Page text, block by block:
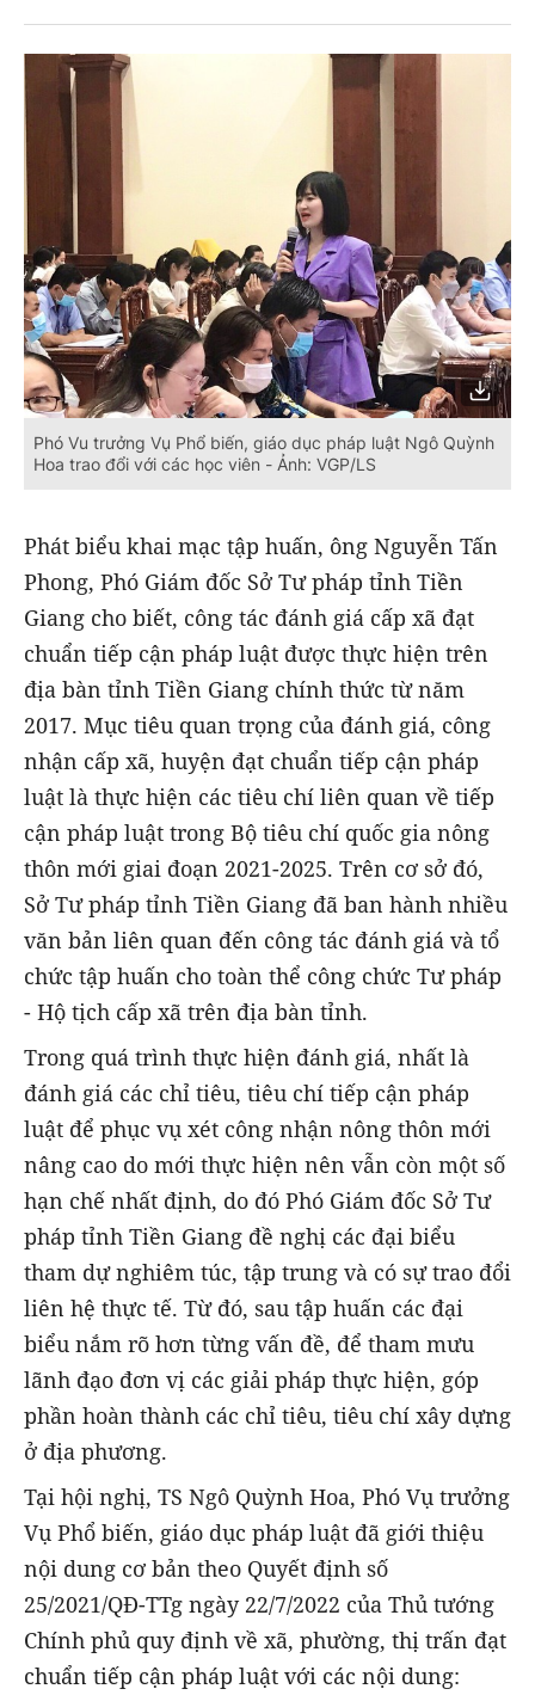
Phó Vu trưởng Vụ Phổ biến, giáo dục pháp luật Ngô Quỳnh
Hoa trao đổi với các học viên - Ảnh: VGP/LS
Phát biểu khai mạc tập huấn, ông Nguyễn Tấn
Phong, Phó Giám đốc Sở Tư pháp tỉnh Tiền
Giang cho biết, công tác đánh giá cấp xã đạt
chuẩn tiếp cận pháp luật được thực hiện trên
địa bàn tỉnh Tiền Giang chính thức từ năm
2017. Mục tiêu quan trọng của đánh giá, công
nhận cấp xã, huyện đạt chuẩn tiếp cận pháp
luật là thực hiện các tiêu chí liên quan về tiếp
cận pháp luật trong Bộ tiêu chí quốc gia nông
thôn mới giai đoạn 2021-2025. Trên cơ sở đó,
Sở Tư pháp tỉnh Tiền Giang đã ban hành nhiều
văn bản liên quan đến công tác đánh giá và tổ
chức tập huấn cho toàn thể công chức Tư pháp
- Hộ tịch cấp xã trên địa bàn tỉnh.
Trong quá trình thực hiện đánh giá, nhất là
đánh giá các chỉ tiêu, tiêu chí tiếp cận pháp
luật để phục vụ xét công nhận nông thôn mới
nâng cao do mới thực hiện nên vẫn còn một số
hạn chế nhất định, do đó Phó Giám đốc Sở Tư
pháp tỉnh Tiền Giang đề nghị các đại biểu
tham dự nghiêm túc, tập trung và có sự trao đổi
liên hệ thực tế. Từ đó, sau tập huấn các đại
biểu nắm rõ hơn từng vấn đề, để tham mưu
lãnh đạo đơn vị các giải pháp thực hiện, góp
phần hoàn thành các chỉ tiêu, tiêu chí xây dựng
ở địa phương.
Tại hội nghị, TS Ngô Quỳnh Hoa, Phó Vụ trưởng
Vụ Phổ biến, giáo dục pháp luật đã giới thiệu
nội dung cơ bản theo Quyết định số
25/2021/QĐ-TTg ngày 22/7/2022 của Thủ tướng
Chính phủ quy định về xã, phường, thị trấn đạt
chuẩn tiếp cận pháp luật với các nội dung: